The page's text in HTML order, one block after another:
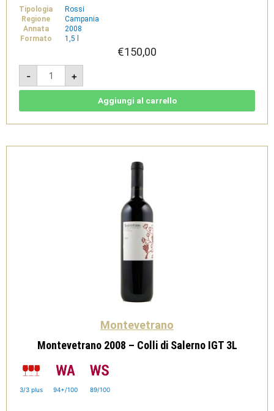
Tipologia
Rossi
Regione
Campania
Annata
2008
Formato
1,5 l
€150,00
-
Montevetrano
2008
-
Colli
1,5L
+
Aggiungi al carrello
Montevetrano
Montevetrano 2008 – Colli di Salerno IGT 3L
3/3 plus 94+/100 89/100